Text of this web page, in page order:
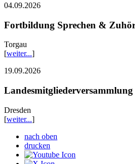
04.09.2026
Fortbildung Sprechen &
Torgau
[weiter...]
19.09.2026
Landesmitgliederversammlung
Dresden
[weiter...]
nach oben
drucken